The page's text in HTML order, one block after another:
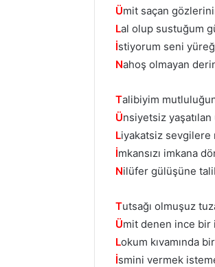
Ümit saçan
Lal olup sustuğum
İstiyorum seni
Nahoş olmayan
Talibiyim
Ünsiyetsiz
Liyakatsiz sevgilere
İmkansızı imkana
Nilüfer gülüşüne
Tutsağı olmuşuz
Ümit denen ince
Lokum kıvamında
İsmini vermek